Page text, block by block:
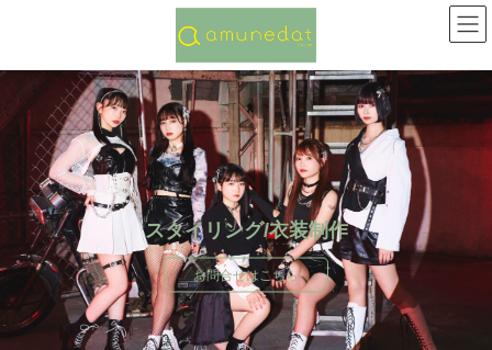
ン
ス
ー
ン
スタイリング/衣装制作
お問合せはこちら